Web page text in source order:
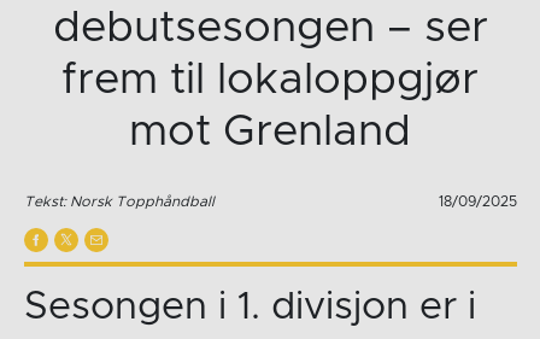
debutsesongen – ser
frem til lokaloppgjør
mot Grenland
Tekst: Norsk Topphåndball 18/09/2025
Sesongen i 1. divisjon er i